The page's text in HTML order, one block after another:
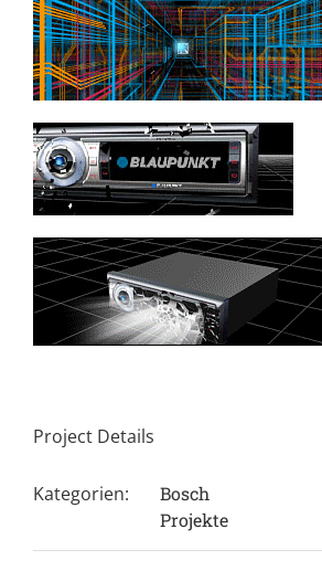
Project Details
Kategorien:
Bosch
Projekte